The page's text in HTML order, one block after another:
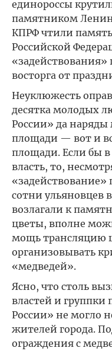
единороссы
памятником
КПРФ чтили
Российской
восторга от
Неуклюжесть
десятка молодых
России» да
площади — вот и
площади. Если бы
власть, то,
сотни ульяновцев
возлагали к
цветы, вполне
мощь трансляцию
организовывать
«медведей».
Ясно, что столь
властей и группки
России» не могло
жителей города.
ограждения с